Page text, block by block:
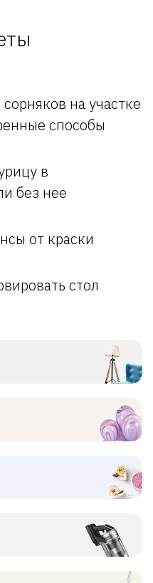
на участке
способы
в
без нее
от краски
стол